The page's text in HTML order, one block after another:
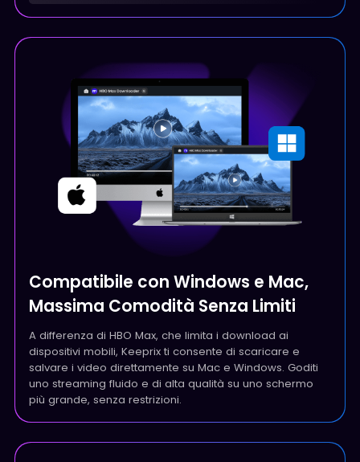
Compatibile con Windows e Mac,
Massima Comodità Senza Limiti
A differenza di HBO Max, che limita i download ai
dispositivi mobili, Keeprix ti consente di scaricare e
salvare i video direttamente su Mac e Windows. Goditi
uno streaming fluido e di alta qualità su uno schermo
più grande, senza restrizioni.